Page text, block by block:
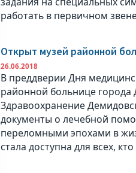
работать в первичном
Открыт музей районной
26.06.2018
В преддверии Дня
районной больнице
Здравоохранение
документы о лечебной
переломными эпохами в
стала доступна для всех,